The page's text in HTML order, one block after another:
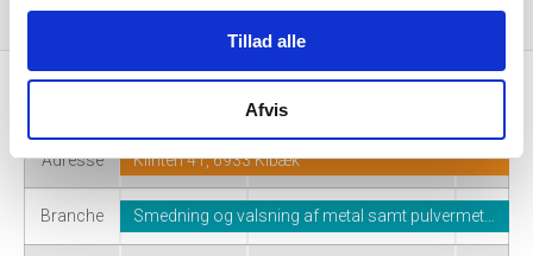
Tillad alle
Afvis
Adresse
Branche
Iversen Multiservice
Klinten 41, 6933 Kibæk
Smedning og valsning af metal samt pulvermet…